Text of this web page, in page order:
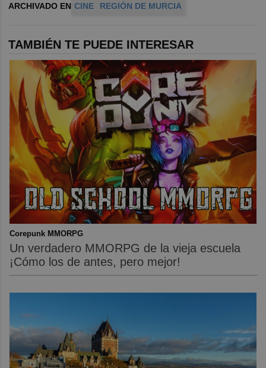
ARCHIVADO EN CINE REGIÓN DE MURCIA
TAMBIÉN TE PUEDE INTERESAR
Corepunk MMORPG
Un verdadero MMORPG de la vieja escuela
¡Cómo los de antes, pero mejor!